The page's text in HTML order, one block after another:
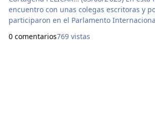
encuentro con unas colegas escritoras y
participaron en el Parlamento
de Cartagena, como también otros colegas.
0 comentarios769 vistas